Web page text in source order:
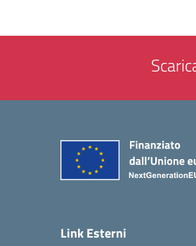
Link Esterni